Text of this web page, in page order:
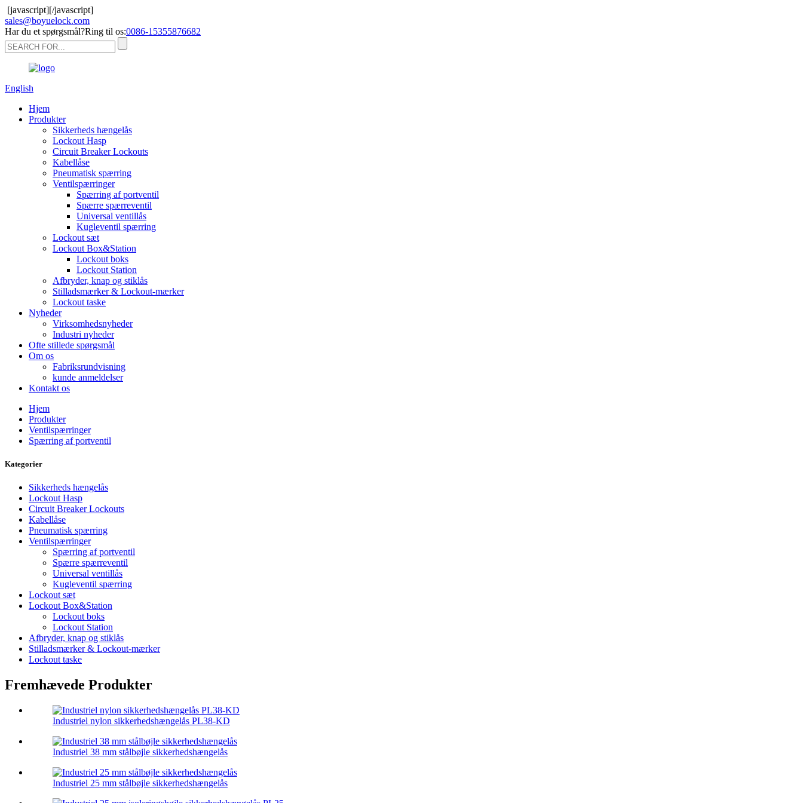
[javascript][/javascript]
sales@boyuelock.com
Har du et spørgsmål?Ring til os:0086-15355876682
English
Hjem
Produkter
Sikkerheds hængelås
Lockout Hasp
Circuit Breaker Lockouts
Kabellåse
Pneumatisk spærring
Ventilspærringer
Spærring af portventil
Spærre spærreventil
Universal ventillås
Kugleventil spærring
Lockout sæt
Lockout Box&Station
Lockout boks
Lockout Station
Afbryder, knap og stiklås
Stilladsmærker & Lockout-mærker
Lockout taske
Nyheder
Virksomhedsnyheder
Industri nyheder
Ofte stillede spørgsmål
Om os
Fabriksrundvisning
kunde anmeldelser
Kontakt os
Hjem
Produkter
Ventilspærringer
Spærring af portventil
Kategorier
Sikkerheds hængelås
Lockout Hasp
Circuit Breaker Lockouts
Kabellåse
Pneumatisk spærring
Ventilspærringer
Spærring af portventil
Spærre spærreventil
Universal ventillås
Kugleventil spærring
Lockout sæt
Lockout Box&Station
Lockout boks
Lockout Station
Afbryder, knap og stiklås
Stilladsmærker & Lockout-mærker
Lockout taske
Fremhævede Produkter
Industriel nylon sikkerhedshængelås PL38-KD
Industriel 38 mm stålbøjle sikkerhedshængelås
Industriel 25 mm stålbøjle sikkerhedshængelås